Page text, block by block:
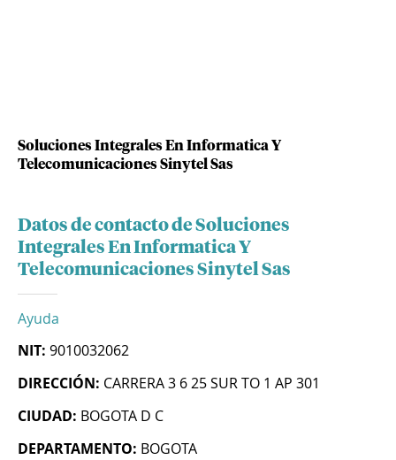
Soluciones Integrales En Informatica Y
Telecomunicaciones Sinytel Sas
Datos de contacto de Soluciones
Integrales En Informatica Y
Telecomunicaciones Sinytel Sas
Ayuda
NIT: 9010032062
DIRECCIÓN: CARRERA 3 6 25 SUR TO 1 AP 301
CIUDAD: BOGOTA D C
DEPARTAMENTO: BOGOTA